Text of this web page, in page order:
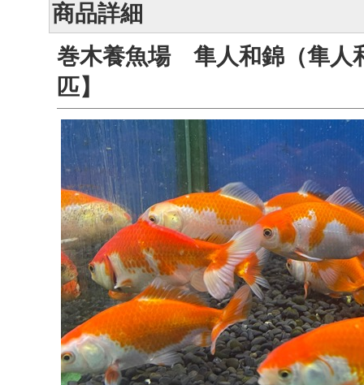
商品詳細
巻木養魚場 隼人和錦（隼
匹】